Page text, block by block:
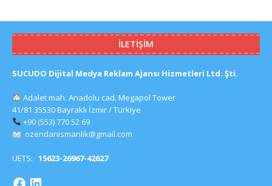
İLETIŞIM
SUCUDO Dijital Medya Reklam Ajansı Hizmetleri Ltd. Şti.
Adalet mah. Anadolu cad. Megapol Tower
41/81 35530 Bayraklı İzmir / Türkiye
+90 (553) 770 52 69
ozendanismanlik@gmail.com
UETS: 15623-26967-42627